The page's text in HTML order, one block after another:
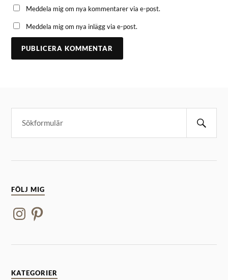
Meddela mig om nya kommentarer via e-post.
Meddela mig om nya inlägg via e-post.
FÖLJ MIG
KATEGORIER